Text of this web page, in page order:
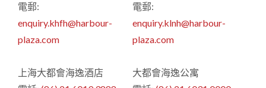
電郵:
enquiry.khfh@harbour-
plaza.com
電郵:
enquiry.klnh@harbour-
plaza.com
上海大都會海逸酒店
大都會海逸公寓